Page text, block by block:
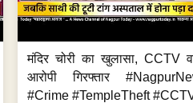
मंदिर चोरी का खुलासा, CCTV
आरोपी गिरफ्तार
#Crime #TempleTheft